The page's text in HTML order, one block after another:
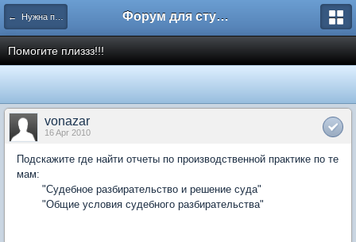
← Нужна помощь Форум для студента СГА
Помогите плиззз!!!
vonazar
16 Apr 2010
Подскажите где найти отчеты по производственной практике по те
мам:
"Судебное разбирательство и решение суда"
"Общие условия судебного разбирательства"